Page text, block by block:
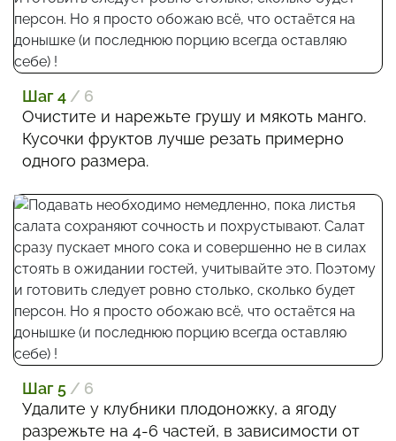
Шаг 4 / 6
Очистите и нарежьте грушу и мякоть манго.
Кусочки фруктов лучше резать примерно
одного размера.
Шаг 5 / 6
Удалите у клубники плодоножку, а ягоду
разрежьте на 4-6 частей, в зависимости от